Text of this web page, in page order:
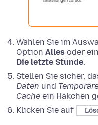
Wählen Sie im
Option Alles oder
Die letzte Stunde.
Stellen Sie sicher,
Daten und
Cache ein Häkchen
Klicken Sie auf